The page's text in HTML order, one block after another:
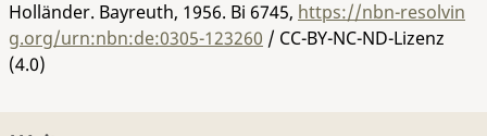
Holländer. Bayreuth, 1956. Bi 6745, https://nbn-resolvin
g.org/urn:nbn:de:0305-123260 / CC-BY-NC-ND-Lizenz
(4.0)